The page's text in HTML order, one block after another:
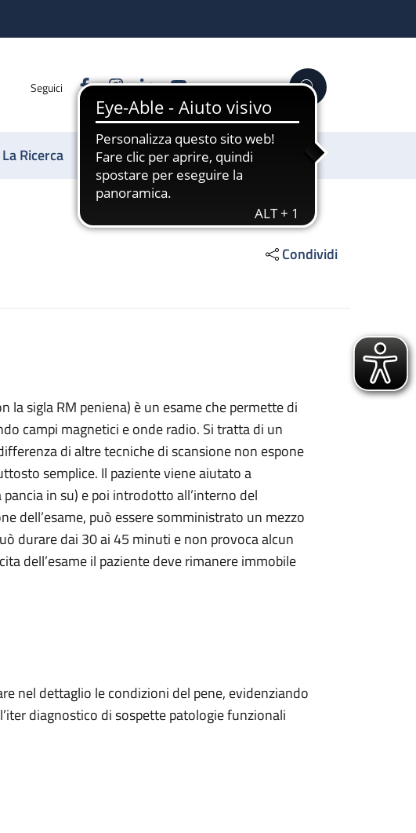
Seguici FacebookInstagram
LinkedinYouTube Cerca
La Ricerca Sostienici
Condividi
la sigla RM peniena) è un esame che permette di
campi magnetici e onde radio. Si tratta di un
di altre tecniche di scansione non espone
semplice. Il paziente viene aiutato a
in su) e poi introdotto all’interno del
dell’esame, può essere somministrato un mezzo
durare dai 30 ai 45 minuti e non provoca alcun
dell’esame il paziente deve rimanere immobile
nel dettaglio le condizioni del pene, evidenziando
diagnostico di sospette patologie funzionali